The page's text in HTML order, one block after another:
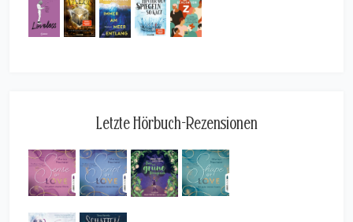
Letzte Hörbuch-Rezensionen